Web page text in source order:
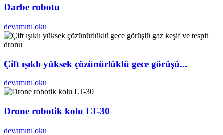
Darbe robotu
devamını oku
Çift ışıklı yüksek çözünürlüklü gece görüşü...
devamını oku
Drone robotik kolu LT-30
devamını oku